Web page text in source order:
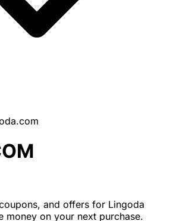
and offers for Lingoda
money on your next purchase.